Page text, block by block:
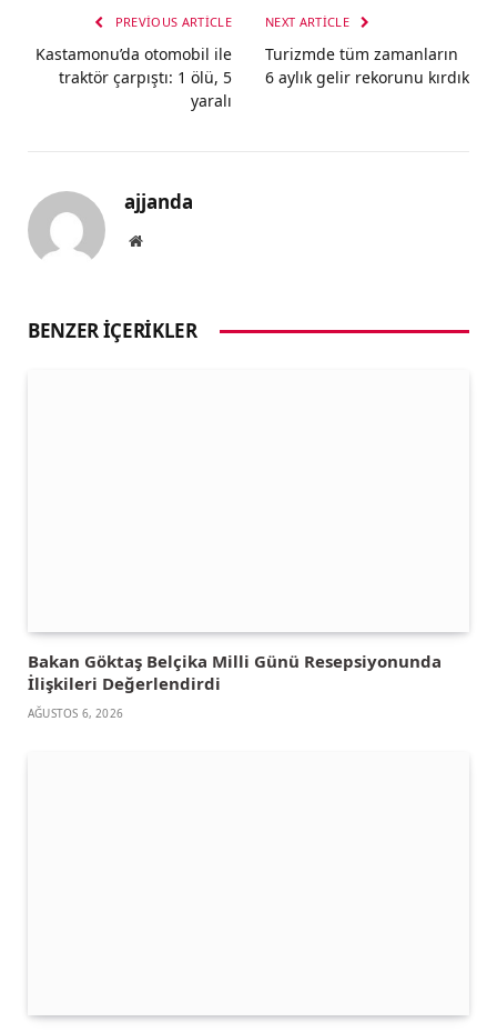
PREVIOUS ARTICLE
Kastamonu’da otomobil ile
traktör çarpıştı: 1 ölü, 5
yaralı
NEXT ARTICLE
Turizmde tüm zamanların
6 aylık gelir rekorunu kırdık
ajjanda
Website
BENZER İÇERIKLER
Bakan Göktaş Belçika Milli Günü Resepsiyonunda
İlişkileri Değerlendirdi
AĞUSTOS 6, 2026